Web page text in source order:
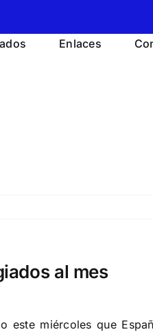
Enlaces
al mes
este miércoles que